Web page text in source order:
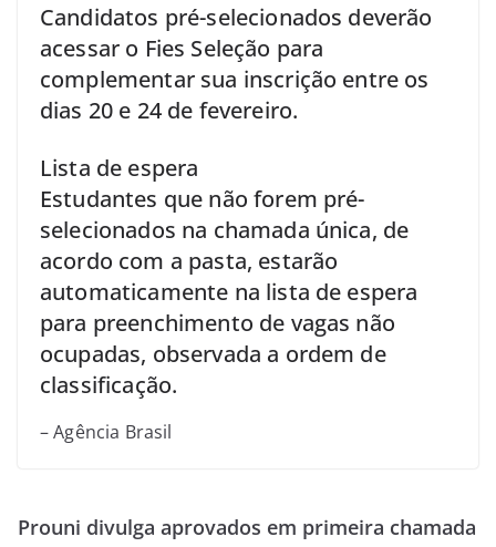
Candidatos pré-selecionados deverão
acessar o Fies Seleção para
complementar sua inscrição entre os
dias 20 e 24 de fevereiro.
Lista de espera
Estudantes que não forem pré-
selecionados na chamada única, de
acordo com a pasta, estarão
automaticamente na lista de espera
para preenchimento de vagas não
ocupadas, observada a ordem de
classificação.
– Agência Brasil
Prouni divulga aprovados em primeira chamada